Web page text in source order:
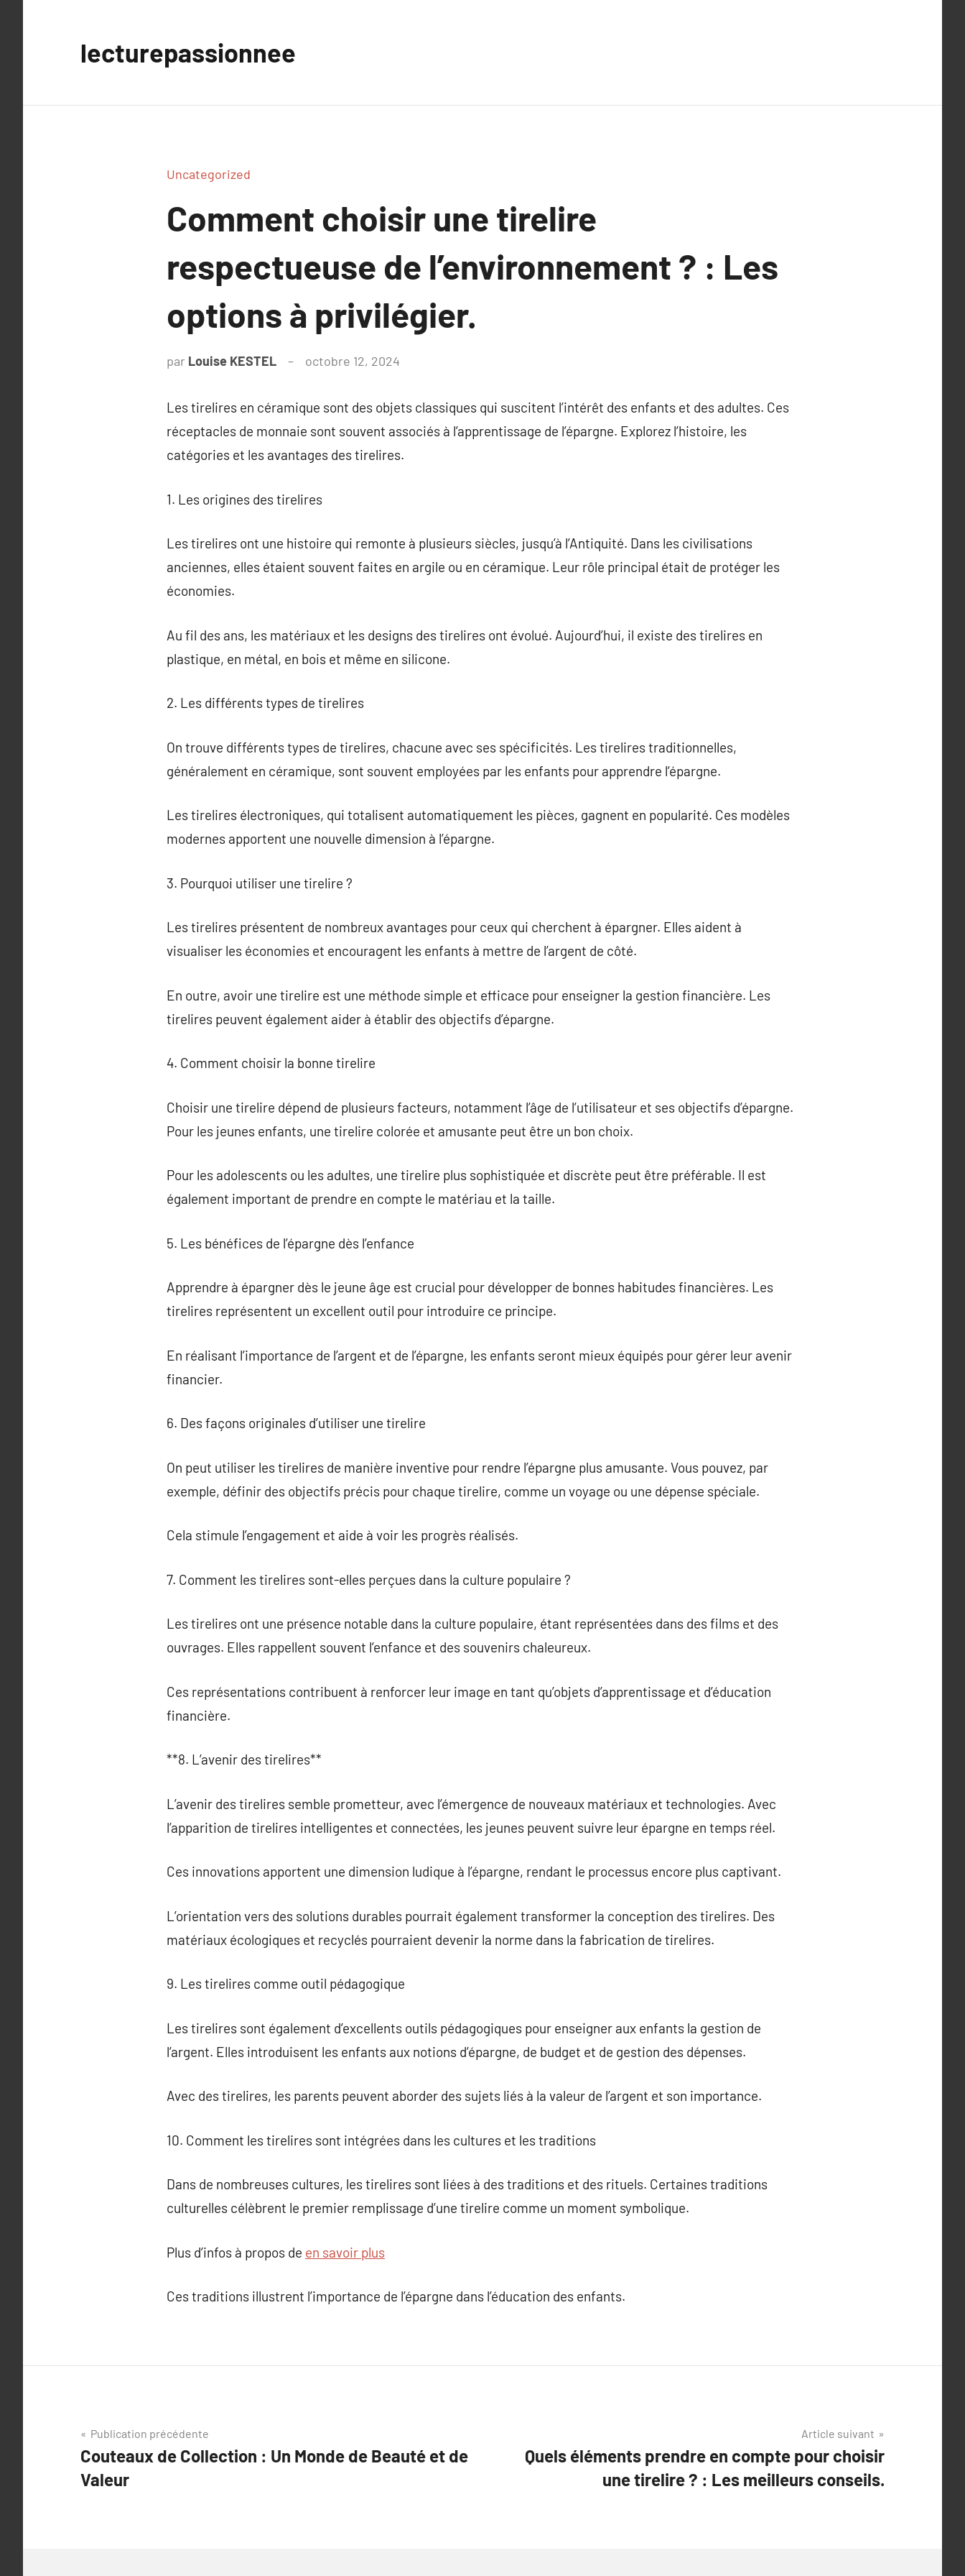
lecturepassionnee
Uncategorized
Comment choisir une tirelire
respectueuse de l’environnement ? : Les
options à privilégier.
par Louise KESTEL octobre 12, 2024
Les tirelires en céramique sont des objets classiques qui suscitent l’intérêt des enfants et des adultes. Ces
réceptacles de monnaie sont souvent associés à l’apprentissage de l’épargne. Explorez l’histoire, les
catégories et les avantages des tirelires.
1. Les origines des tirelires
Les tirelires ont une histoire qui remonte à plusieurs siècles, jusqu’à l’Antiquité. Dans les civilisations
anciennes, elles étaient souvent faites en argile ou en céramique. Leur rôle principal était de protéger les
économies.
Au fil des ans, les matériaux et les designs des tirelires ont évolué. Aujourd’hui, il existe des tirelires en
plastique, en métal, en bois et même en silicone.
2. Les différents types de tirelires
On trouve différents types de tirelires, chacune avec ses spécificités. Les tirelires traditionnelles,
généralement en céramique, sont souvent employées par les enfants pour apprendre l’épargne.
Les tirelires électroniques, qui totalisent automatiquement les pièces, gagnent en popularité. Ces modèles
modernes apportent une nouvelle dimension à l’épargne.
3. Pourquoi utiliser une tirelire ?
Les tirelires présentent de nombreux avantages pour ceux qui cherchent à épargner. Elles aident à
visualiser les économies et encouragent les enfants à mettre de l’argent de côté.
En outre, avoir une tirelire est une méthode simple et efficace pour enseigner la gestion financière. Les
tirelires peuvent également aider à établir des objectifs d’épargne.
4. Comment choisir la bonne tirelire
Choisir une tirelire dépend de plusieurs facteurs, notamment l’âge de l’utilisateur et ses objectifs d’épargne.
Pour les jeunes enfants, une tirelire colorée et amusante peut être un bon choix.
Pour les adolescents ou les adultes, une tirelire plus sophistiquée et discrète peut être préférable. Il est
également important de prendre en compte le matériau et la taille.
5. Les bénéfices de l’épargne dès l’enfance
Apprendre à épargner dès le jeune âge est crucial pour développer de bonnes habitudes financières. Les
tirelires représentent un excellent outil pour introduire ce principe.
En réalisant l’importance de l’argent et de l’épargne, les enfants seront mieux équipés pour gérer leur avenir
financier.
6. Des façons originales d’utiliser une tirelire
On peut utiliser les tirelires de manière inventive pour rendre l’épargne plus amusante. Vous pouvez, par
exemple, définir des objectifs précis pour chaque tirelire, comme un voyage ou une dépense spéciale.
Cela stimule l’engagement et aide à voir les progrès réalisés.
7. Comment les tirelires sont-elles perçues dans la culture populaire ?
Les tirelires ont une présence notable dans la culture populaire, étant représentées dans des films et des
ouvrages. Elles rappellent souvent l’enfance et des souvenirs chaleureux.
Ces représentations contribuent à renforcer leur image en tant qu’objets d’apprentissage et d’éducation
financière.
**8. L’avenir des tirelires**
L’avenir des tirelires semble prometteur, avec l’émergence de nouveaux matériaux et technologies. Avec
l’apparition de tirelires intelligentes et connectées, les jeunes peuvent suivre leur épargne en temps réel.
Ces innovations apportent une dimension ludique à l’épargne, rendant le processus encore plus captivant.
L’orientation vers des solutions durables pourrait également transformer la conception des tirelires. Des
matériaux écologiques et recyclés pourraient devenir la norme dans la fabrication de tirelires.
9. Les tirelires comme outil pédagogique
Les tirelires sont également d’excellents outils pédagogiques pour enseigner aux enfants la gestion de
l’argent. Elles introduisent les enfants aux notions d’épargne, de budget et de gestion des dépenses.
Avec des tirelires, les parents peuvent aborder des sujets liés à la valeur de l’argent et son importance.
10. Comment les tirelires sont intégrées dans les cultures et les traditions
Dans de nombreuses cultures, les tirelires sont liées à des traditions et des rituels. Certaines traditions
culturelles célèbrent le premier remplissage d’une tirelire comme un moment symbolique.
Plus d’infos à propos de en savoir plus
Ces traditions illustrent l’importance de l’épargne dans l’éducation des enfants.
Navigation
de
l’article
Publication précédente
Couteaux de Collection : Un Monde de Beauté et de
Valeur
Article suivant
Quels éléments prendre en compte pour choisir
une tirelire ? : Les meilleurs conseils.